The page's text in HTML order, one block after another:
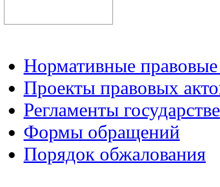
Нормативные
Проекты правовых
Регламенты
Формы обращений
Порядок обжалования